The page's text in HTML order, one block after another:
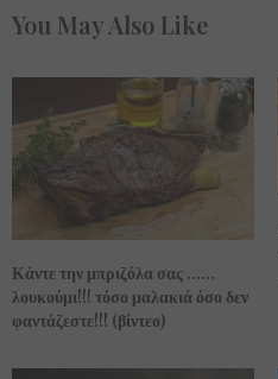
You May Also Like
Κάντε την μπριζόλα σας ……
λουκούμι!!! τόσο μαλακιά όσο δεν
φαντάζεστε!!! (βίντεο)